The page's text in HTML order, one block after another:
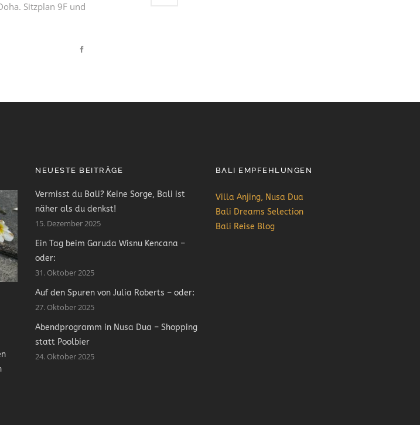
Sitzplan 9F und
NEUESTE BEITRÄGE
Vermisst du Bali? Keine Sorge, Bali ist
näher als du denkst!
15. Dezember 2025
Ein Tag beim Garuda Wisnu Kencana –
oder:
31. Oktober 2025
Auf den Spuren von Julia Roberts – oder:
27. Oktober 2025
Abendprogramm in Nusa Dua – Shopping
statt Poolbier
24. Oktober 2025
BALI EMPFEHLUNGEN
Villa Anjing, Nusa Dua
Bali Dreams Selection
Bali Reise Blog